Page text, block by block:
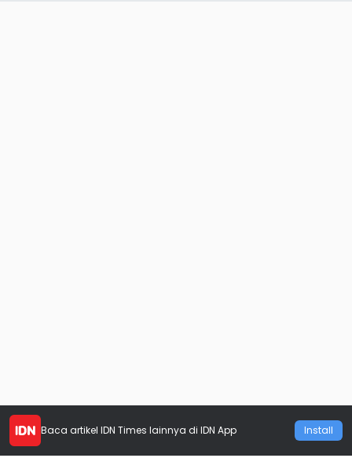
Baca artikel IDN Times lainnya di IDN App Install